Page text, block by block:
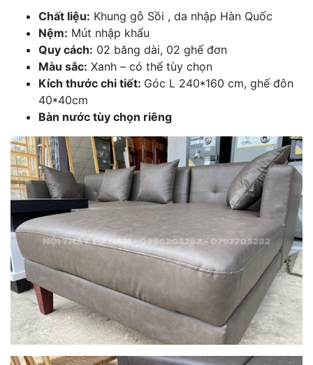
Chất liệu: Khung gỗ Sồi , da nhập Hàn Quốc
Nệm: Mút nhập khẩu
Quy cách: 02 băng dài, 02 ghế đơn
Màu sắc: Xanh – có thể tùy chọn
Kích thước chi tiết: Góc L 240*160 cm, ghế đôn
40*40cm
Bàn nước tùy chọn riêng